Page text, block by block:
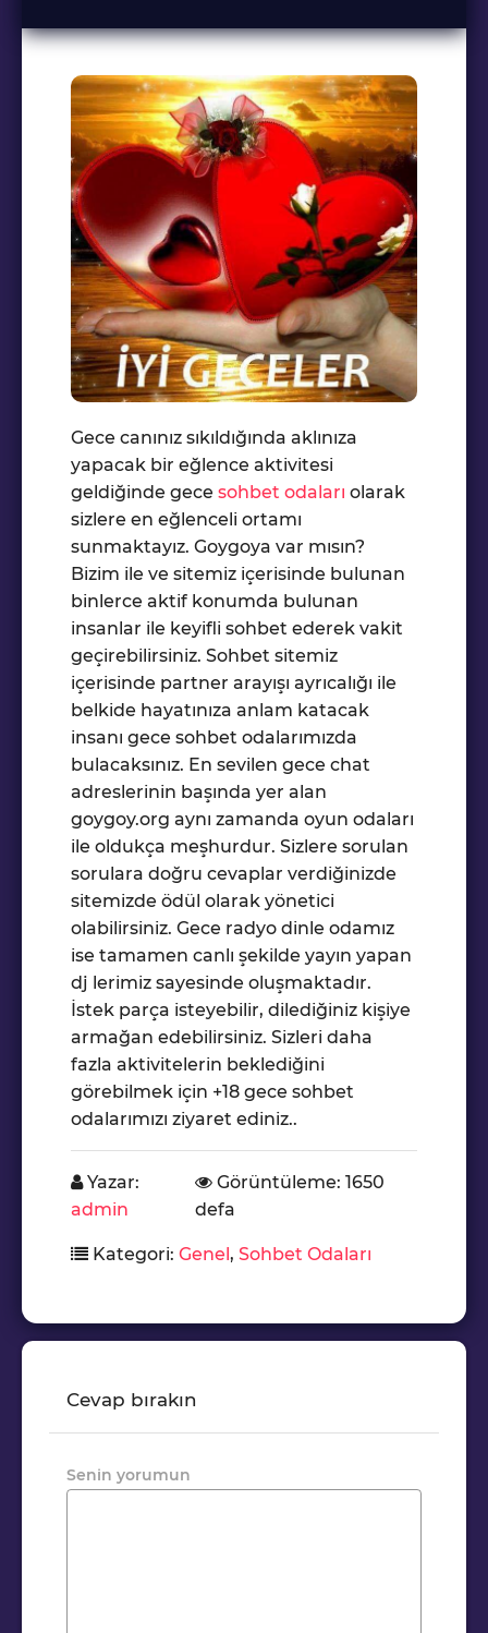
Gece canınız sıkıldığında aklınıza
yapacak bir eğlence aktivitesi
geldiğinde gece sohbet odaları olarak
sizlere en eğlenceli ortamı
sunmaktayız. Goygoya var mısın?
Bizim ile ve sitemiz içerisinde bulunan
binlerce aktif konumda bulunan
insanlar ile keyifli sohbet ederek vakit
geçirebilirsiniz. Sohbet sitemiz
içerisinde partner arayışı ayrıcalığı ile
belkide hayatınıza anlam katacak
insanı gece sohbet odalarımızda
bulacaksınız. En sevilen gece chat
adreslerinin başında yer alan
goygoy.org aynı zamanda oyun odaları
ile oldukça meşhurdur. Sizlere sorulan
sorulara doğru cevaplar verdiğinizde
sitemizde ödül olarak yönetici
olabilirsiniz. Gece radyo dinle odamız
ise tamamen canlı şekilde yayın yapan
dj lerimiz sayesinde oluşmaktadır.
İstek parça isteyebilir, dilediğiniz kişiye
armağan edebilirsiniz. Sizleri daha
fazla aktivitelerin beklediğini
görebilmek için +18 gece sohbet
odalarımızı ziyaret ediniz..
Yazar:
admin
Görüntüleme: 1650
defa
Kategori: Genel, Sohbet Odaları
Cevap bırakın
Senin yorumun